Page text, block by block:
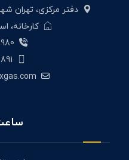
دفتر مرکزی، تهران
کارخانه،